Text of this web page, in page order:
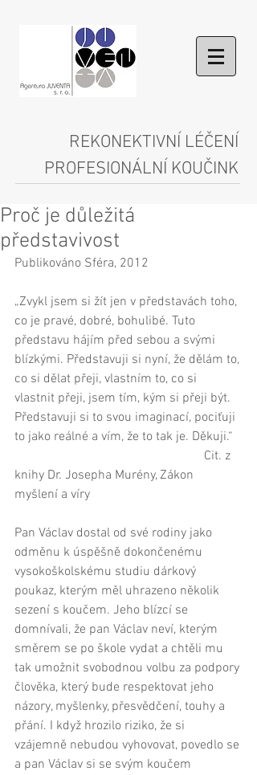
PROFESIONÁLNÍ KOUČINK
REKONEKTIVNÍ LÉČENÍ
Proč je důležitá
představivost
Publikováno Sféra, 2012
„Zvykl jsem si žít jen v představách toho,
co je pravé, dobré, bohulibé. Tuto
představu hájím před sebou a svými
blízkými. Představuji si nyní, že dělám to,
co si dělat přeji, vlastním to, co si
vlastnit přeji, jsem tím, kým si přeji být.
Představuji si to svou imaginací, pociťuji
to jako reálné a vím, že to tak je. Děkuji.“
knihy Dr. Josepha Murény, Zákon
myšlení a víry
Pan Václav dostal od své rodiny jako
odměnu k úspěšně dokončenému
vysokoškolskému studiu dárkový
poukaz, kterým měl uhrazeno několik
sezení s koučem. Jeho blízcí se
domnívali, že pan Václav neví, kterým
směrem se po škole vydat a chtěli mu
tak umožnit svobodnou volbu za podpory
člověka, který bude respektovat jeho
názory, myšlenky, přesvědčení, touhy a
přání. I když hrozilo riziko, že si
vzájemně nebudou vyhovovat, povedlo se
a pan Václav si se svým koučem